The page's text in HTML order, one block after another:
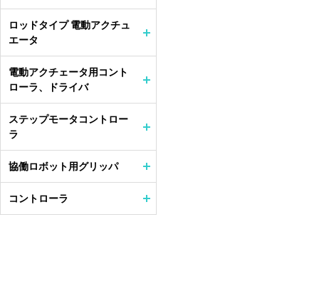
ロッドタイプ 電動アクチュ
エータ
電動アクチェータ用コント
ローラ、ドライバ
ステップモータコントロー
ラ
協働ロボット用グリッパ
コントローラ